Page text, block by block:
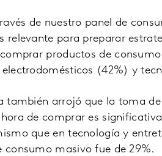
de nuestro panel de
relevante para preparar
productos de
(42%) y
también arrojó que la toma
de comprar es
que en tecnología y
consumo masivo fue de 29%.